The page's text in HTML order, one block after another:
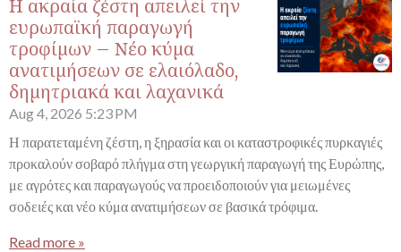
Η ακραία ζέστη απειλεί την
ευρωπαϊκή παραγωγή
τροφίμων – Νέο κύμα
ανατιμήσεων σε ελαιόλαδο,
δημητριακά και λαχανικά
Aug 4, 2026 5:23 PM
Η παρατεταμένη ζέστη, η ξηρασία και οι καταστροφικές πυρκαγιές
προκαλούν σοβαρό πλήγμα στη γεωργική παραγωγή της Ευρώπης,
με αγρότες και παραγωγούς να προειδοποιούν για μειωμένες
σοδειές και νέο κύμα ανατιμήσεων σε βασικά τρόφιμα.
Read more »